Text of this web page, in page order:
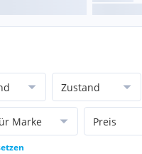
Zustand
Marke Preis